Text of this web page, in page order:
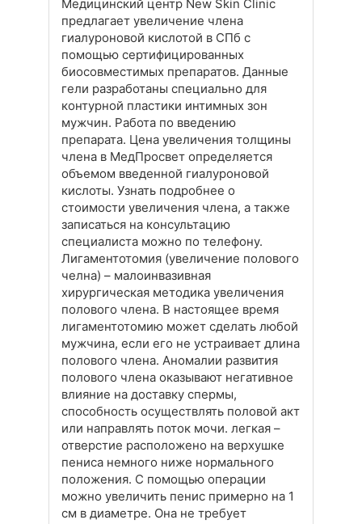
Медицинский центр New Skin Clinic
предлагает увеличение члена
гиалуроновой кислотой в СПб с
помощью сертифицированных
биосовместимых препаратов. Данные
гели разработаны специально для
контурной пластики интимных зон
мужчин. Работа по введению
препарата. Цена увеличения толщины
члена в МедПросвет определяется
объемом введенной гиалуроновой
кислоты. Узнать подробнее о
стоимости увеличения члена, а также
записаться на консультацию
специалиста можно по телефону.
Лигаментотомия (увеличение полового
челна) – малоинвазивная
хирургическая методика увеличения
полового члена. В настоящее время
лигаментотомию может сделать любой
мужчина, если его не устраивает длина
полового члена. Аномалии развития
полового члена оказывают негативное
влияние на доставку спермы,
способность осуществлять половой акт
или направлять поток мочи. легкая –
отверстие расположено на верхушке
пениса немного ниже нормального
положения. С помощью операции
можно увеличить пенис примерно на 1
см в диаметре. Она не требует